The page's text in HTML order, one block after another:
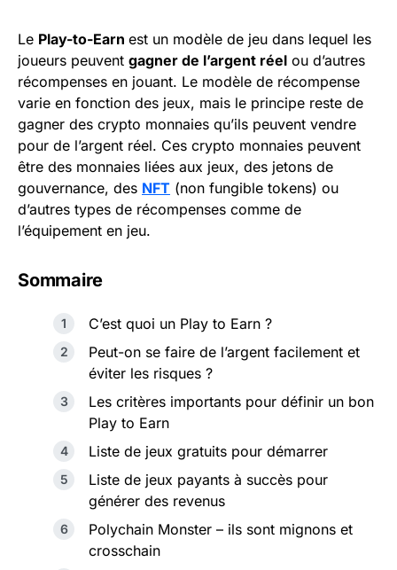
Le Play-to-Earn est un modèle de jeu dans lequel les
joueurs peuvent gagner de l’argent réel ou d’autres
récompenses en jouant. Le modèle de récompense
varie en fonction des jeux, mais le principe reste de
gagner des crypto monnaies qu’ils peuvent vendre
pour de l’argent réel. Ces crypto monnaies peuvent
être des monnaies liées aux jeux, des jetons de
gouvernance, des NFT (non fungible tokens) ou
d’autres types de récompenses comme de
l’équipement en jeu.
Sommaire
C’est quoi un Play to Earn ?
Peut-on se faire de l’argent facilement et
éviter les risques ?
Les critères importants pour définir un bon
Play to Earn
Liste de jeux gratuits pour démarrer
Liste de jeux payants à succès pour
générer des revenus
Polychain Monster – ils sont mignons et
crosschain